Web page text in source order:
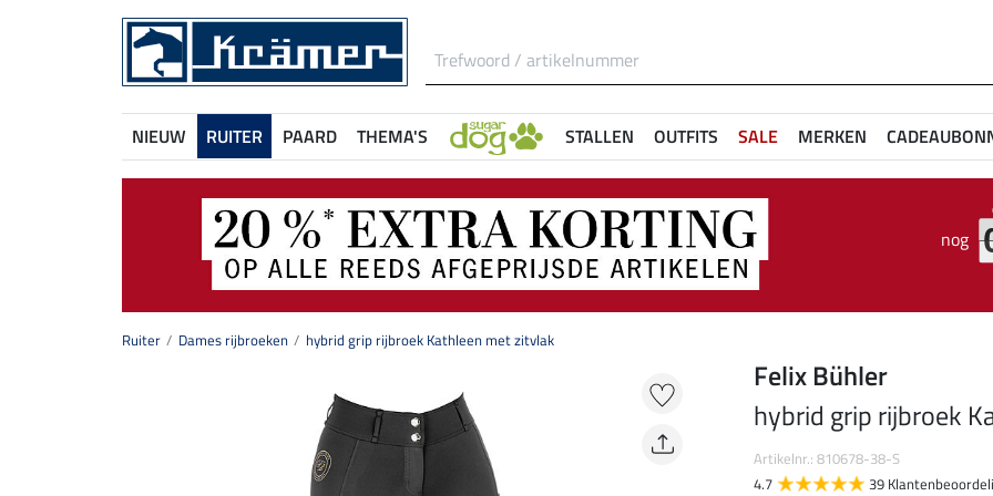
NIEUW RUITER PAARD THEMA'S STALLEN OUTFITS SALE MERKEN
nog
Ruiter Dames rijbroeken hybrid grip rijbroek Kathleen met zitvlak
Felix Bühler
hybrid grip rijbroek
Artikelnr.: 810678-38-S
4.7
39